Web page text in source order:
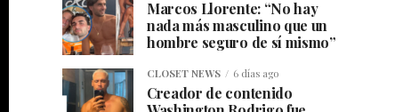
Marcos Llorente: “No hay
nada más masculino que un
hombre seguro de sí mismo”
CLOSET NEWS 6 días ago
Creador de contenido